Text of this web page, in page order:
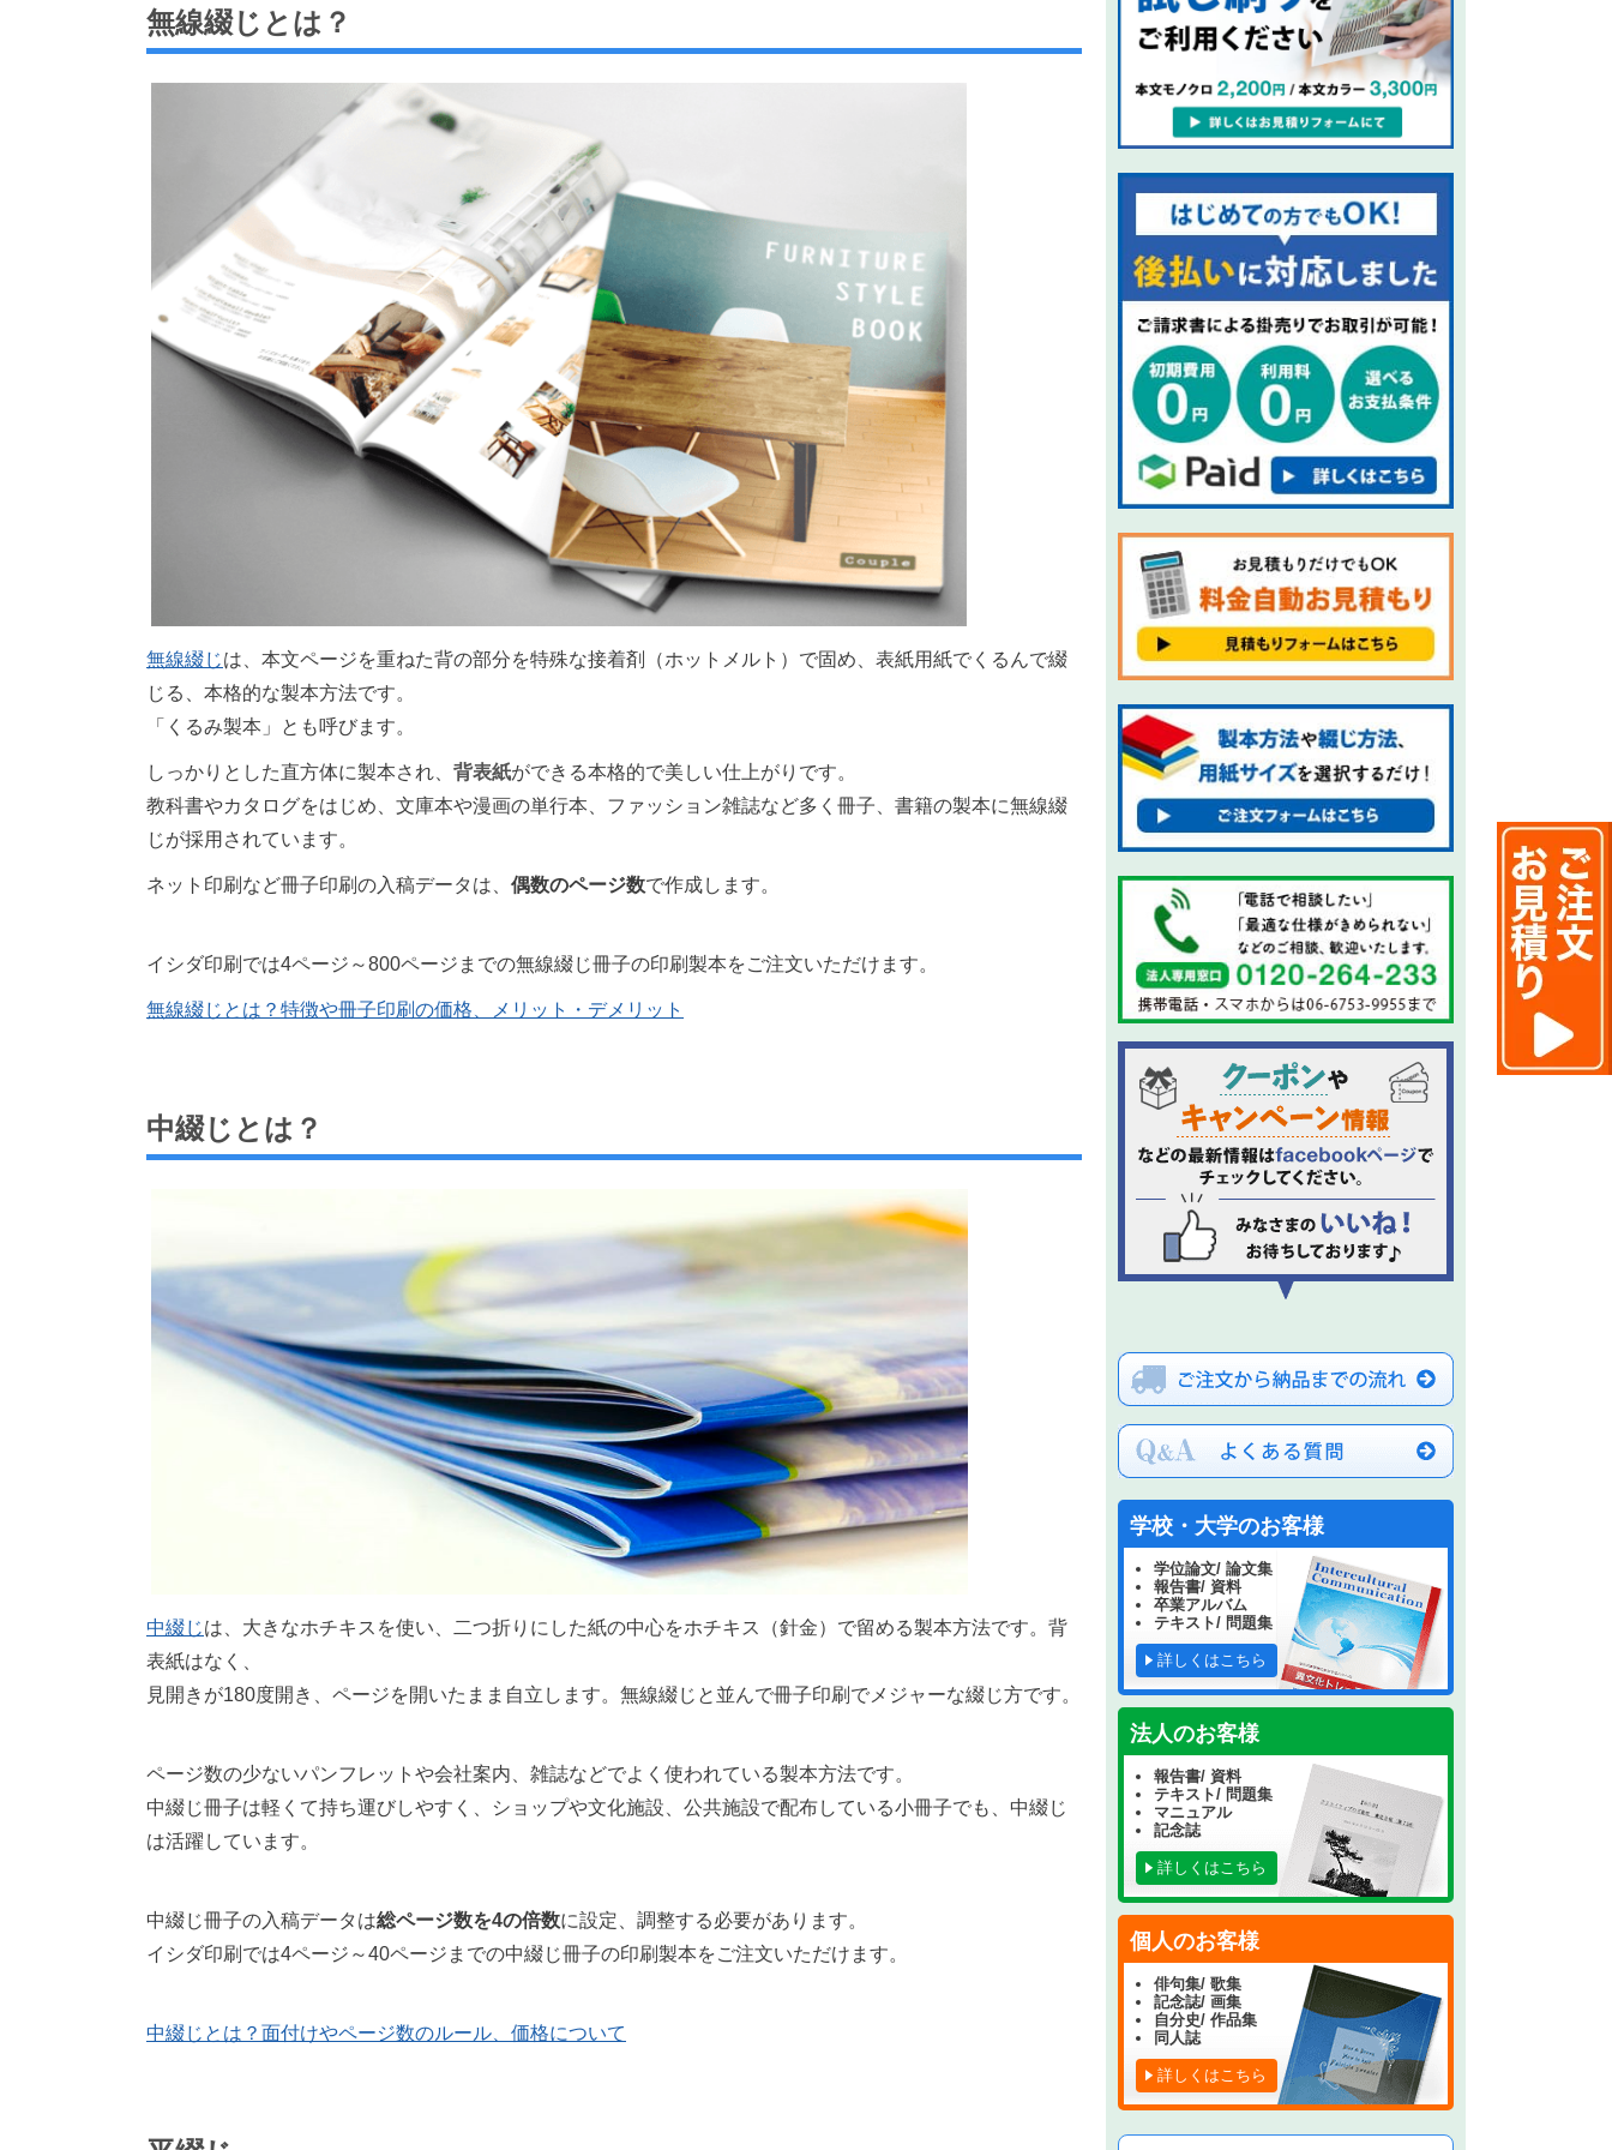
無線綴じとは？
無線綴じは、本文ページを重ねた背の部分を特殊な接着剤（ホットメルト）で固め、表紙用紙でくるんで綴
じる、本格的な製本方法です。
「くるみ製本」とも呼びます。
しっかりとした直方体に製本され、 背表紙ができる本格的で美しい仕上がりです。
教科書やカタログをはじめ、文庫本や漫画の単行本、ファッション雑誌など多く冊子、書籍の製本に無線綴
じが採用されています。
ネット印刷など冊子印刷の入稿データは、 偶数のページ数で作成します。
イシダ印刷では4ページ～800ページまでの無線綴じ冊子の印刷製本をご注文いただけます。
無線綴じとは？特徴や冊子印刷の価格、メリット・デメリット
中綴じとは？
中綴じは、大きなホチキスを使い、二つ折りにした紙の中心をホチキス（針金）で留める製本方法です。背
表紙はなく、
見開きが180度開き、ページを開いたまま自立します。無線綴じと並んで冊子印刷でメジャーな綴じ方です。
ページ数の少ないパンフレットや会社案内、雑誌などでよく使われている製本方法です。
中綴じ冊子は軽くて持ち運びしやすく、ショップや文化施設、公共施設で配布している小冊子でも、中綴じ
は活躍しています。
中綴じ冊子の入稿データは総ページ数を4の倍数に設定、調整する必要があります。
イシダ印刷では4ページ～40ページまでの中綴じ冊子の印刷製本をご注文いただけます。
中綴じとは？面付けやページ数のルール、価格について
学校・大学のお客様
学位論文/ 論文集
報告書/ 資料
卒業アルバム
テキスト/ 問題集
詳しくはこちら
法人のお客様
報告書/ 資料
テキスト/ 問題集
マニュアル
記念誌
詳しくはこちら
個人のお客様
俳句集/ 歌集
記念誌/ 画集
自分史/ 作品集
同人誌
詳しくはこちら